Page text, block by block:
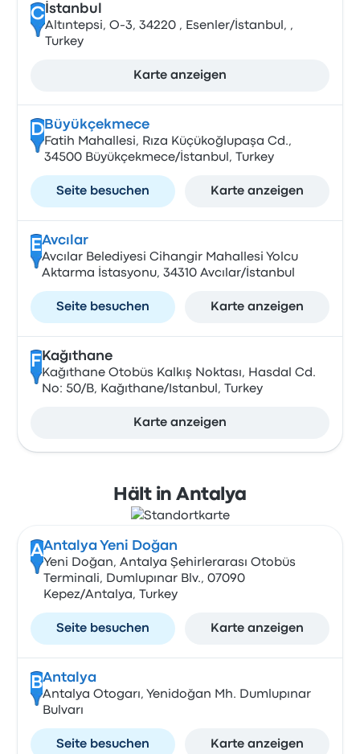
Cİstanbul
Altıntepsi, O-3, 34220 , Esenler/İstanbul, ,
Turkey
Karte anzeigen
DBüyükçekmece
Fatih Mahallesi, Rıza Küçükoğlupaşa Cd.,
34500 Büyükçekmece/İstanbul, Turkey
Seite besuchen Karte anzeigen
EAvcılar
Avcılar Belediyesi Cihangir Mahallesi Yolcu
Aktarma İstasyonu, 34310 Avcılar/İstanbul
Seite besuchen Karte anzeigen
F Kağıthane
Kağıthane Otobüs Kalkış Noktası, Hasdal Cd.
No: 50/B, Kağıthane/Istanbul, Turkey
Karte anzeigen
Hält in Antalya
AAntalya Yeni Doğan
Yeni Doğan, Antalya Şehirlerarası Otobüs
Terminali, Dumlupınar Blv., 07090
Kepez/Antalya, Turkey
Seite besuchen Karte anzeigen
BAntalya
Antalya Otogarı, Yenidoğan Mh. Dumlupınar
Bulvarı
Seite besuchen Karte anzeigen